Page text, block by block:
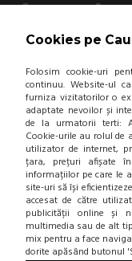
Cookies pe
Folosim cookie-uri
continuu. Website-ul
furniza vizitatorilor o
adaptate nevoilor și
de la urmatorii terti:
Cookie-urile au rolul de
utilizator de internet,
țara, prețuri afișate
informațiilor pe care le
site-uri să își
accesat de către
publicității online și
multimedia sau de alt
mix pentru a face
dorite apăsând butonul
Cum cumpar?
Mod de livrare
Panou de control
DESPRE NOI
Contact
Home
Locatie punct de
Departamente
NOU! BLOG
Contacteaza-ne